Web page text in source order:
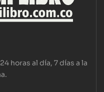
horas al día, 7 días a la